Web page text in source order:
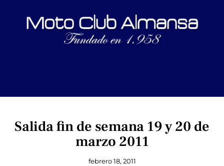
Salida fin de semana 19 y 20 de
marzo 2011
febrero 18, 2011